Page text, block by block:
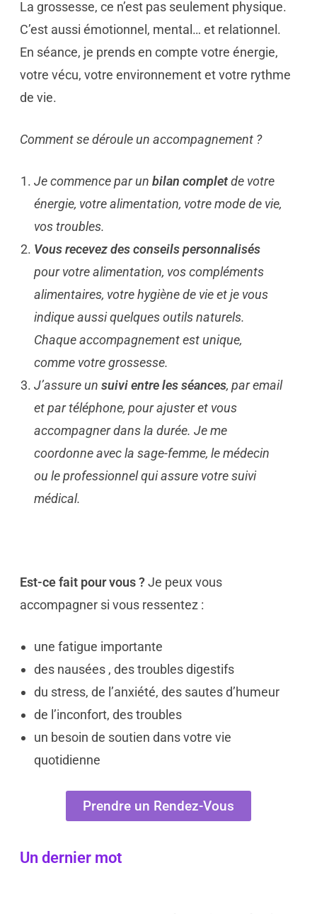
La grossesse, ce n’est pas seulement physique.
C’est aussi émotionnel, mental… et relationnel.
En séance, je prends en compte votre énergie,
votre vécu, votre environnement et votre rythme
de vie.
Comment se déroule un accompagnement ?
Je commence par un bilan completde votre
énergie, votre alimentation, votre mode de vie,
vos troubles.
Vous recevez des conseils personnalisés
pour votre alimentation, vos compléments
alimentaires, votre hygiène de vie et je vous
indique aussi quelques outils naturels.
Chaque accompagnement est unique,
comme votre grossesse.
J’assure un suivi entre les séances, par email
et par téléphone, pour ajuster et vous
accompagner dans la durée. Je me
coordonne avec la sage-femme, le médecin
ou le professionnel qui assure votre suivi
médical.
Est-ce fait pour vous ?Je peux vous
accompagner si vous ressentez :
une fatigue importante
des nausées , des troubles digestifs
du stress, de l’anxiété, des sautes d’humeur
de l’inconfort, des troubles
un besoin de soutien dans votre vie
quotidienne
Prendre un Rendez-Vous
Un dernier mot